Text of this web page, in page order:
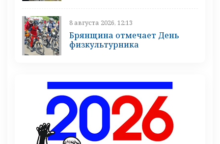
8 августа 2026, 12:13
Брянщина отмечает День
физкультурника